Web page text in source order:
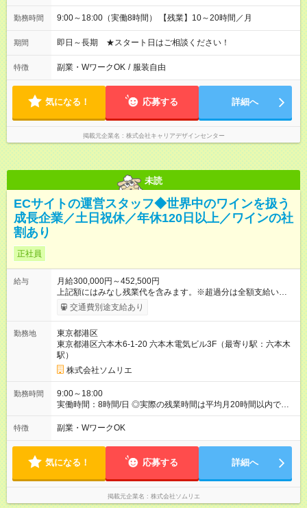
勤務時間 9:00～18:00（実働8時間） 【残業】10～20時間／月
期間 即日～長期 ★スタート日はご相談ください！
特徴 副業・WワークOK / 服装自由
気になる！ 応募する 詳細へ
掲載元企業名 株式会社キャリアデザインセンター
未読
ECサイトの運営スタッフ◆世界中のワインを扱う
成長企業／土日祝休／年休120日以上／ワインの社
割あり
正社員
給与
月給300,000円～452,500円
上記額にはみなし残業代を含みます。※超過分は全額支給いたし
ます。 みなし残業代 53,242円 以上／月 みなし残業時間 30時間
／月 ※経験を考慮して決定します 【試用期間】試用期間あり 試
交通費別途支給あり
勤務地
東京都港区
東京都港区六本木6-1-20 六本木電気ビル3F（最寄り駅：六本木
駅）
株式会社ソムリエ
勤務時間
9:00～18:00
実働時間：8時間/日 ◎実際の残業時間は平均月20時間以内です
ECモールのセール時期など、繁忙期には業務量が増えることも
あります。ですが、チームで協力して効率的に仕事を進めてい
トなど、年に数回程度の土日祝の出勤あり（必ず振替休日を取
得いただいております）
特徴 副業・WワークOK
気になる！ 応募する 詳細へ
掲載元企業名 株式会社ソムリエ